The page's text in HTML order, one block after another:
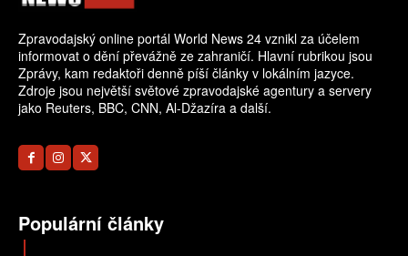
Zpravodajský online portál World News 24 vznikl za účelem
informovat o dění převážně ze zahraničí. Hlavní rubrikou jsou
Zprávy, kam redaktoři denně píší články v lokálním jazyce.
Zdroje jsou největší světové zpravodajské agentury a servery
jako Reuters, BBC, CNN, Al-Džazíra a další.
Populární články